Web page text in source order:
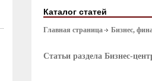
Каталог статей
Главная страница Бизнес,
Статьи раздела Бизнес-